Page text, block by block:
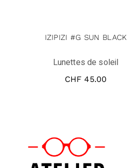
IZIPIZI #G SUN BLACK
Lunettes de soleil
CHF 45.00